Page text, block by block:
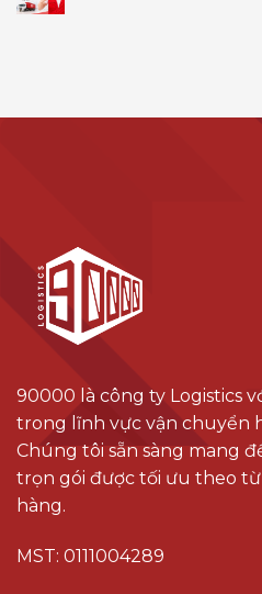
90000 là công ty Logistics
trong lĩnh vực vận chuyển
Chúng tôi sẵn sàng mang
trọn gói được tối ưu theo
hàng.
MST: 0111004289